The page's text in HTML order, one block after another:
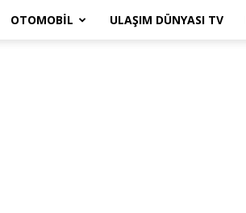
OTOMOBIL ULAŞIM DÜNYASI TV